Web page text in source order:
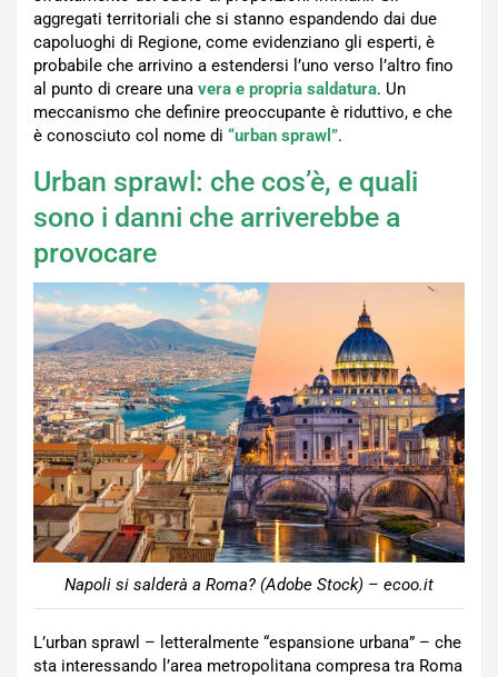
aggregati territoriali che si stanno espandendo dai due
capoluoghi di Regione, come evidenziano gli esperti, è
probabile che arrivino a estendersi l’uno verso l’altro fino
al punto di creare una vera e propria saldatura. Un
meccanismo che definire preoccupante è riduttivo, e che
è conosciuto col nome di “urban sprawl”.
Urban sprawl: che cos’è, e quali
sono i danni che arriverebbe a
provocare
Napoli si salderà a Roma? (Adobe Stock) – ecoo.it
L’urban sprawl – letteralmente “espansione urbana” – che
sta interessando l’area metropolitana compresa tra Roma